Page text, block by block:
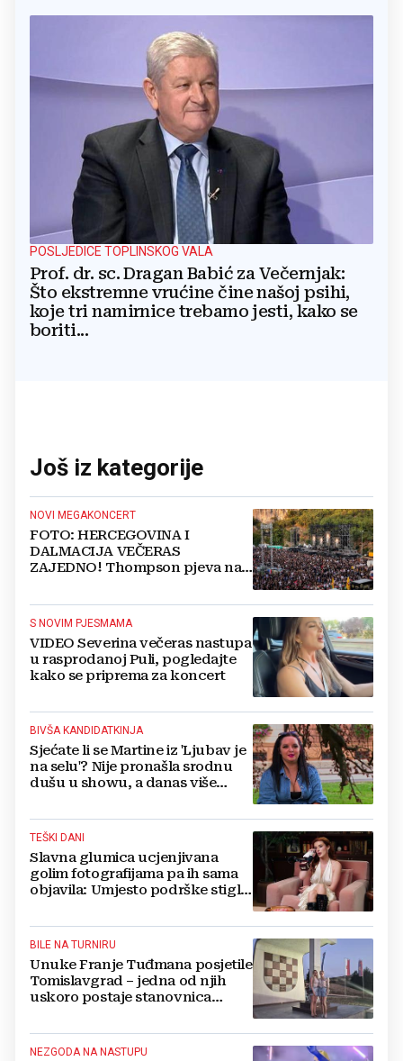
POSLJEDICE TOPLINSKOG VALA
Prof. dr. sc. Dragan Babić za Večernjak:
Što ekstremne vrućine čine našoj psihi,
koje tri namirnice trebamo jesti, kako se
boriti...
Još iz kategorije
NOVI MEGAKONCERT
FOTO: HERCEGOVINA I
DALMACIJA VEČERAS
ZAJEDNO! Thompson pjeva na
S NOVIM PJESMAMA
VIDEO Severina večeras nastupa
u rasprodanoj Puli, pogledajte
kako se priprema za koncert
BIVŠA KANDIDATKINJA
Sjećate li se Martine iz 'Ljubav je
na selu'? Nije pronašla srodnu
dušu u showu, a danas više
TEŠKI DANI
Slavna glumica ucjenjivana
golim fotografijama pa ih sama
objavila: Umjesto podrške stigle
BILE NA TURNIRU
Unuke Franje Tuđmana posjetile
Tomislavgrad – jedna od njih
uskoro postaje stanovnica
NEZGODA NA NASTUPU